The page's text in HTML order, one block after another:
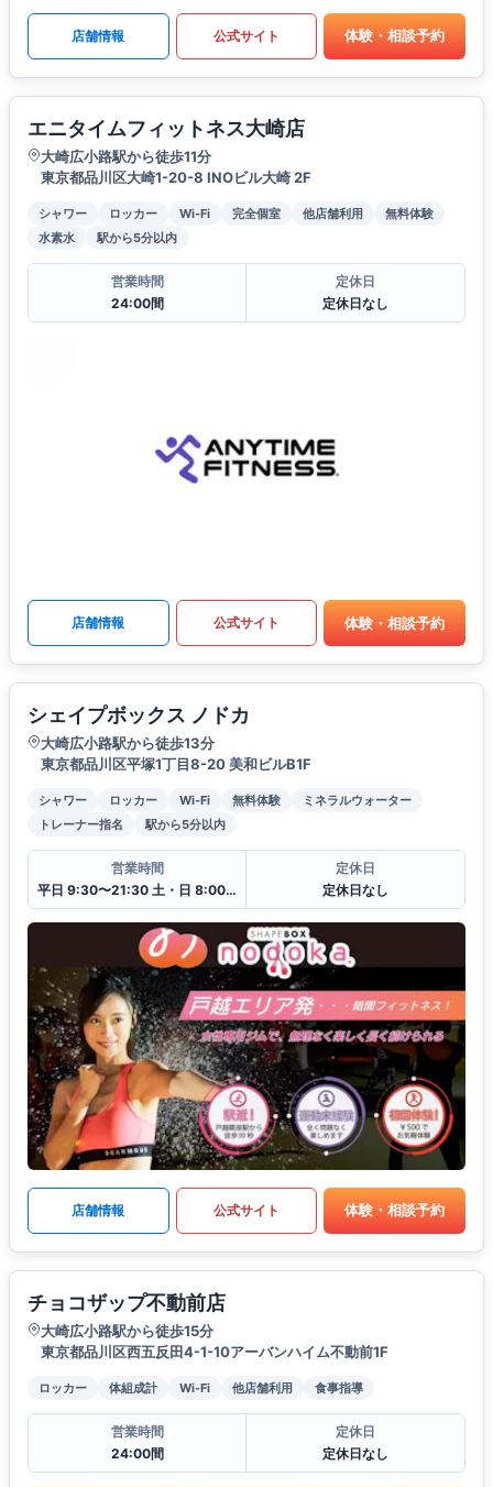
店舗情報 公式サイト 体験・相談予約
エニタイムフィットネス大崎店
大崎広小路駅から徒歩11分
東京都品川区大崎1-20-8 INOビル大崎 2F
シャワー ロッカー Wi-Fi 完全個室 他店舗利用
無料体験
水素水
駅から5分以内
営業時間
24:00間
定休日
定休日なし
店舗情報 公式サイト 体験・相談予約
シェイプボックス ノドカ
大崎広小路駅から徒歩13分
東京都品川区平塚1丁目8-20 美和ビルB1F
シャワー ロッカー Wi-Fi 無料体験
ミネラルウォーター
トレーナー指名
駅から5分以内
営業時間
平日 9:30〜21:30 土・日 8:00〜18:30
定休日
定休日なし
店舗情報 公式サイト 体験・相談予約
チョコザップ不動前店
大崎広小路駅から徒歩15分
東京都品川区西五反田4-1-10アーバンハイム不動前1F
ロッカー 体組成計 Wi-Fi 他店舗利用 食事指導
営業時間
24:00間
定休日
定休日なし